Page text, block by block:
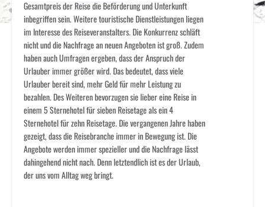
Gesamtpreis der Reise die Beförderung und Unterkunft
inbegriffen sein. Weitere touristische Dienstleistungen liegen
im Interesse des Reiseveranstalters. Die Konkurrenz schläft
nicht und die Nachfrage an neuen Angeboten ist groß. Zudem
haben auch Umfragen ergeben, dass der Anspruch der
Urlauber immer größer wird. Das bedeutet, dass viele
Urlauber bereit sind, mehr Geld für mehr Leistung zu
bezahlen. Des Weiteren bevorzugen sie lieber eine Reise in
einem 5 Sternehotel für sieben Reisetage als ein 4
Sternehotel für zehn Reisetage. Die vergangenen Jahre haben
gezeigt, dass die Reisebranche immer in Bewegung ist. Die
Angebote werden immer spezieller und die Nachfrage lässt
dahingehend nicht nach. Denn letztendlich ist es der Urlaub,
der uns vom Alltag weg bringt.